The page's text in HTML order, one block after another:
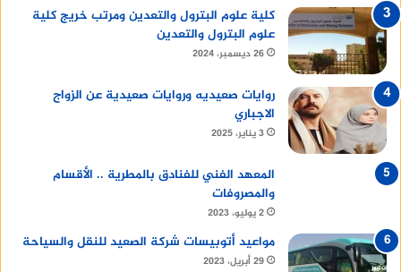
كلية علوم البترول والتعدين ومرتب خريج كلية
علوم البترول والتعدين
26 ديسمبر، 2024
روايات صعيديه وروايات صعيدية عن الزواج
الاجباري
3 يناير، 2025
المعهد الفني للفنادق بالمطرية .. الأقسام
والمصروفات
2 يوليو، 2023
مواعيد أتوبيسات شركة الصعيد للنقل والسياحة
29 أبريل، 2023